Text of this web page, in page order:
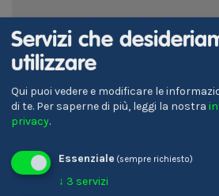
Servizi che
utilizzare
Qui puoi vedere e modificare le
di te. Per saperne di più, leggi la nostra
privacy.
Essenziale (sempre richiesto)
↓ 3 servizi